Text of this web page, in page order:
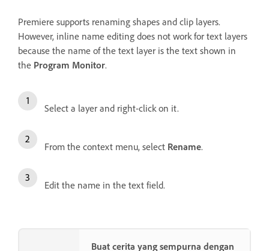
Premiere supports renaming shapes and clip layers.
However, inline name editing does not work for text layers
because the name of the text layer is the text shown in
the Program Monitor.
Select a layer and right-click on it.
From the context menu, select Rename.
Edit the name in the text field.
Buat cerita yang sempurna dengan